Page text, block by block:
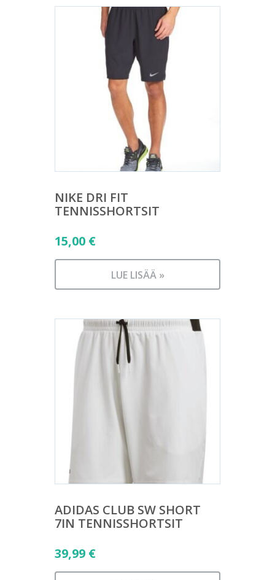
NIKE DRI FIT
TENNISSHORTSIT
15,00 €
LUE LISÄÄ »
ADIDAS CLUB SW SHORT
7IN TENNISSHORTSIT
39,99 €